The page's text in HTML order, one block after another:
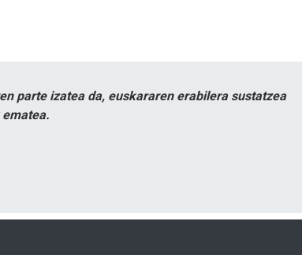
parte izatea da, euskararen erabilera sustatzea